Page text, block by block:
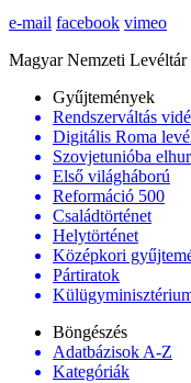
e-mail facebook vimeo
Magyar Nemzeti
Gyűjtemények
Rendszerváltás
Digitális Roma
Szovjetunióba
Első világháború
Reformáció 500
Családtörténet
Helytörténet
Középkori
Pártiratok
Böngészés
Adatbázisok A-Z
Kategóriák